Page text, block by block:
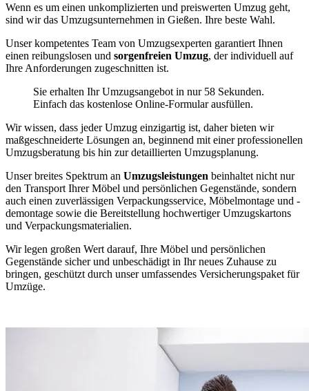
Wenn es um einen unkomplizierten und preiswerten Umzug geht,
sind wir das Umzugsunternehmen in Gießen. Ihre beste Wahl.
Unser kompetentes Team von Umzugsexperten garantiert Ihnen
einen reibungslosen und sorgenfreien Umzug, der individuell auf
Ihre Anforderungen zugeschnitten ist.
Sie erhalten Ihr Umzugsangebot in nur 58 Sekunden.
Einfach das kostenlose Online-Formular ausfüllen.
Wir wissen, dass jeder Umzug einzigartig ist, daher bieten wir
maßgeschneiderte Lösungen an, beginnend mit einer professionellen
Umzugsberatung bis hin zur detaillierten Umzugsplanung.
Unser breites Spektrum an Umzugsleistungen beinhaltet nicht nur
den Transport Ihrer Möbel und persönlichen Gegenstände, sondern
auch einen zuverlässigen Verpackungsservice, Möbelmontage und -
demontage sowie die Bereitstellung hochwertiger Umzugskartons
und Verpackungsmaterialien.
Wir legen großen Wert darauf, Ihre Möbel und persönlichen
Gegenstände sicher und unbeschädigt in Ihr neues Zuhause zu
bringen, geschützt durch unser umfassendes Versicherungspaket für
Umzüge.